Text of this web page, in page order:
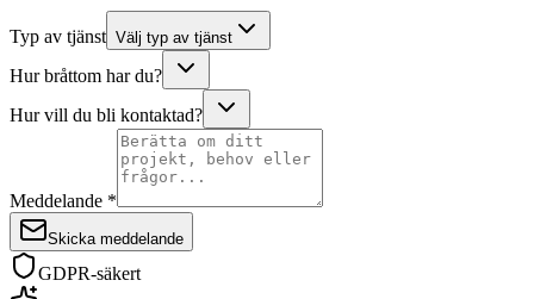
Typ av tjänst Välj typ av tjänst
Hur bråttom har du?
Hur vill du bli kontaktad?
Meddelande *
Skicka meddelande
GDPR-säkert